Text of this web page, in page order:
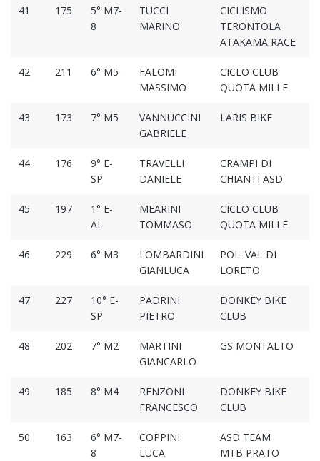
41 175
5° M7-
8
TUCCI
MARINO
CICLISMO
TERONTOLA
ATAKAMA RACE
42 211 6° M5
FALOMI
MASSIMO
CICLO CLUB
QUOTA MILLE
43 173 7° M5
VANNUCCINI
GABRIELE
LARIS BIKE
44 176
9° E-
SP
TRAVELLI
DANIELE
CRAMPI DI
CHIANTI ASD
45 197
1° E-
AL
MEARINI
TOMMASO
CICLO CLUB
QUOTA MILLE
46 229 6° M3
LOMBARDINI
GIANLUCA
POL. VAL DI
LORETO
47 227
10° E-
SP
PADRINI
PIETRO
DONKEY BIKE
CLUB
48 202 7° M2
MARTINI
GIANCARLO
GS MONTALTO
49 185 8° M4
RENZONI
FRANCESCO
DONKEY BIKE
CLUB
50 163
6° M7-
8
COPPINI
LUCA
ASD TEAM
MTB PRATO